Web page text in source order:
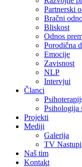
Partnerski
Bračni
Bliskost
Odnos
Porodična
Emocije
Zavisnost
NLP
Intervjui
Članci
Psihologija
Projekti
Mediji
Galerija
TV Nastupi
Naš tim
Kontakt